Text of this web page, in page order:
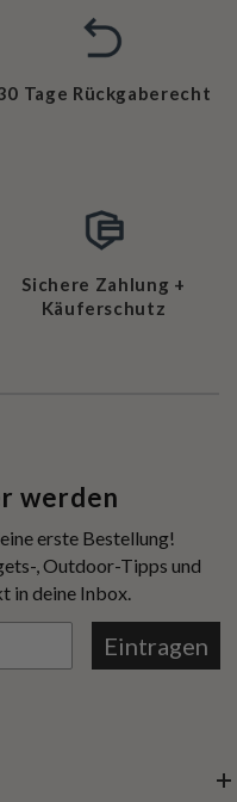
Tage Rückgaberecht
Sichere Zahlung +
Käuferschutz
werden
erste Bestellung!
, Outdoor-Tipps und
in deine Inbox.
Eintragen